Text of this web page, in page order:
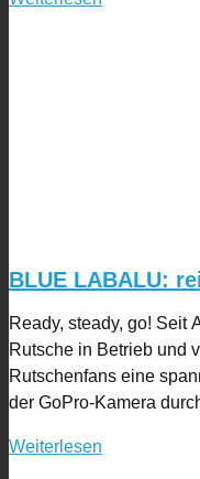
BLUE LABALU:
Ready, steady, go! Seit
Rutsche in Betrieb und
Rutschenfans eine
der GoPro-Kamera
Weiterlesen